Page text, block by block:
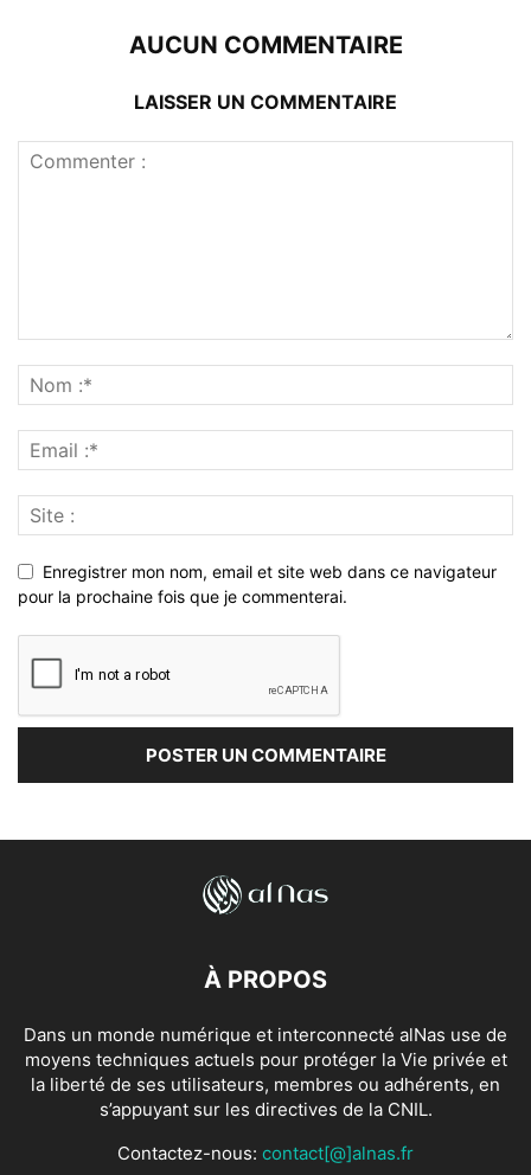
AUCUN COMMENTAIRE
LAISSER UN COMMENTAIRE
Enregistrer mon nom, email et site web dans ce navigateur
pour la prochaine fois que je commenterai.
À PROPOS
Dans un monde numérique et interconnecté alNas use de
moyens techniques actuels pour protéger la Vie privée et
la liberté de ses utilisateurs, membres ou adhérents, en
s’appuyant sur les directives de la CNIL.
Contactez-nous: contact[@]alnas.fr